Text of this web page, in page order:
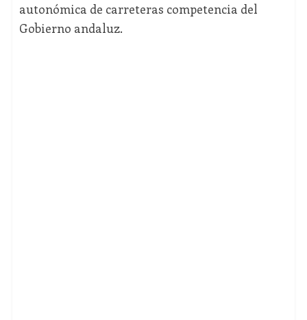
autonómica de carreteras competencia del
Gobierno andaluz.